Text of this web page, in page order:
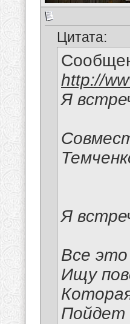
Цитата:
http://
Я
Я
Все
Ищу
Пойдет